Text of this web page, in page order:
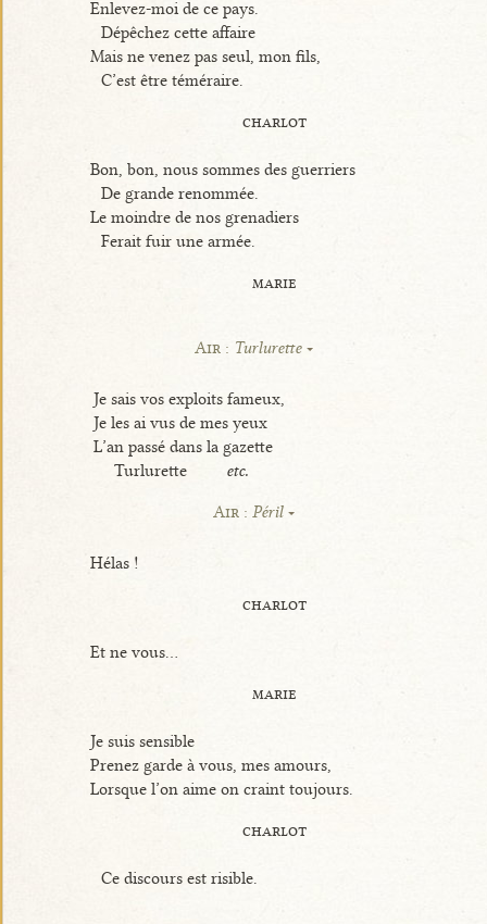
Enlevez-moi de ce pays.
Dépêchez cette affaire
Mais ne venez pas seul, mon fils,
C’est être téméraire.
charlot
Bon, bon, nous sommes des guerriers
De grande renommée.
Le moindre de nos grenadiers
Ferait fuir une armée.
marie
Air : Turlurette
Je sais vos exploits fameux,
Je les ai vus de mes yeux
L’an passé dans la gazette
Turlurette
etc.
Air :Péril
Hélas !
charlot
Et ne vous...
marie
Je suis sensible
Prenez garde à vous, mes amours,
Lorsque l’on aime on craint toujours.
charlot
Ce discours est risible.